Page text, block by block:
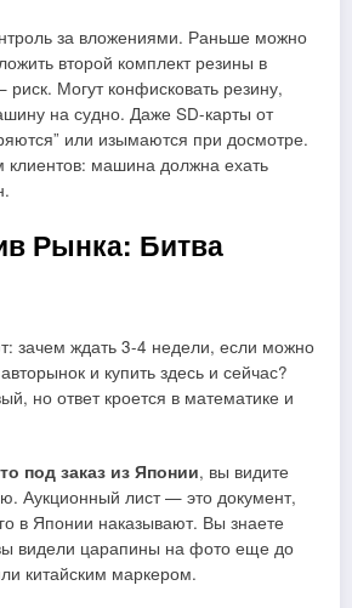
за вложениями. Раньше можно
второй комплект резины в
Могут конфисковать резину,
на судно. Даже SD-карты от
или изымаются при досмотре.
машина должна ехать
Рынка: Битва
зачем ждать 3-4 недели, если можно
и купить здесь и сейчас?
но ответ кроется в математике и
под заказ из Японии, вы видите
Аукционный лист — это документ,
в Японии наказывают. Вы знаете
видели царапины на фото еще до
китайским маркером.